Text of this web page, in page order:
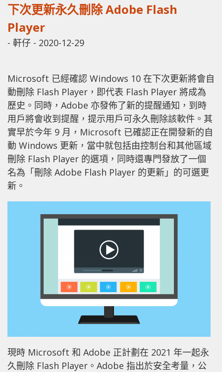
下次更新永久刪除 Adob​​e Flash
Player
- 軒仔 - 2020-12-29
Microsoft 已經確認 Windows 10 在下次更新將會自
動刪除 Flash Player，即代表 Flash Player 將成為
歷史。同時，Adobe 亦發佈了新的提醒通知，到時
用戶將會收到提醒，提示用戶可永久刪除該軟件。其
實早於今年 9 月，Microsoft 已確認正在開發新的自
動 Windows 更新，當中就包括由控制台和其他區域
刪除 Flash Player 的選項，同時還專門發放了一個
名為「刪除 Adobe Flash Player 的更新」的可選更
新。
現時 Microsoft 和 Adobe 正計劃在 2021 年一起永
久刪除 Flash Player。Adobe 指出於安全考量，公